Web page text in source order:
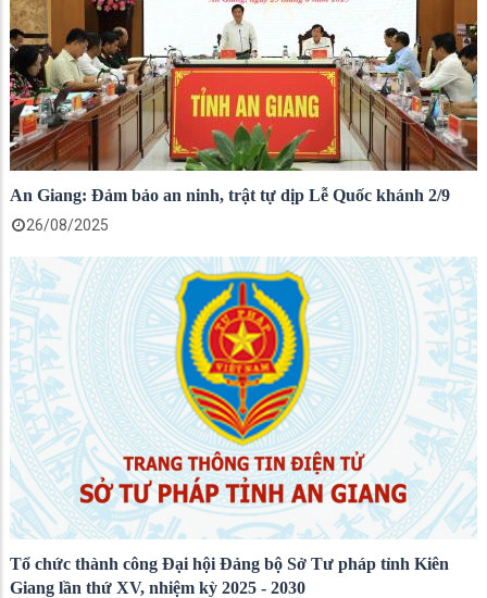
An Giang: Đảm bảo an ninh, trật tự dịp Lễ Quốc khánh 2/9
26/08/2025
Tổ chức thành công Đại hội Đảng bộ Sở Tư pháp tỉnh Kiên
Giang lần thứ XV, nhiệm kỳ 2025 - 2030